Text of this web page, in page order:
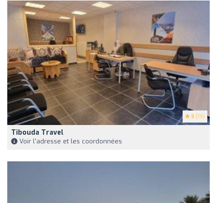
5 (19)
Tibouda Travel
Voir l'adresse et les coordonnées